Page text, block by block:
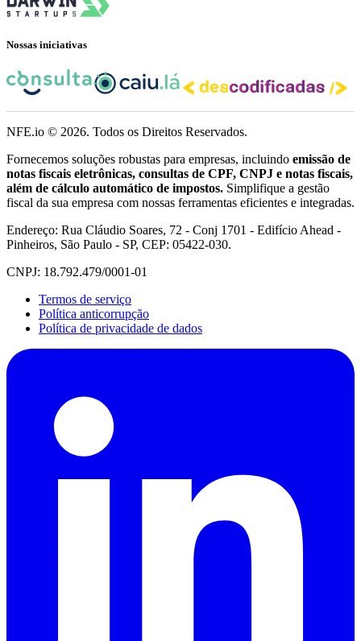
Nossas iniciativas
NFE.io © 2026. Todos os Direitos Reservados.
Fornecemos soluções robustas para empresas, incluindo emissão de
notas fiscais eletrônicas, consultas de CPF, CNPJ e notas fiscais,
além de cálculo automático de impostos. Simplifique a gestão
fiscal da sua empresa com nossas ferramentas eficientes e integradas.
Endereço: Rua Cláudio Soares, 72 - Conj 1701 - Edifício Ahead -
Pinheiros, São Paulo - SP, CEP: 05422-030.
CNPJ: 18.792.479/0001-01
Termos de serviço
Política anticorrupção
Política de privacidade de dados